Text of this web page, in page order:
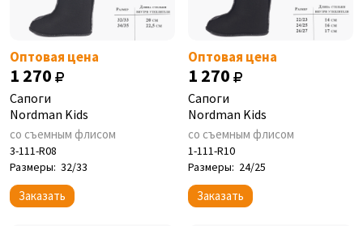
Оптовая цена
1 270
Сапоги
Nordman Kids
со съемным флисом
3-111-R08
Размеры: 32/33
Заказать
Оптовая цена
1 270
Сапоги
Nordman Kids
со съемным флисом
1-111-R10
Размеры: 24/25
Заказать